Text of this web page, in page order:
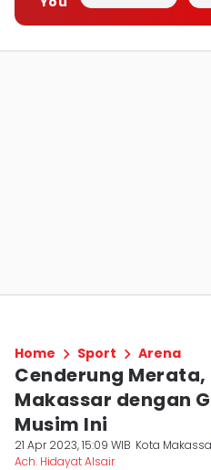
Home Sport Arena
Cenderung Merata,
Makassar dengan
Musim Ini
21 Apr 2023, 15:09 WIB Kota
Ach. Hidayat Alsair